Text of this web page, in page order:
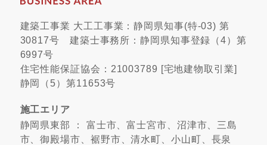
建築工事業 大工工事業：静岡県知事(特-03) 第
30817号 建築士事務所：静岡県知事登録（4）第
6997号
住宅性能保証協会：21003789 [宅地建物取引業]
静岡（5）第11653号
施工エリア
静岡県東部 ： 富士市、富士宮市、沼津市、三島
市、御殿場市、裾野市、清水町、小山町、長泉